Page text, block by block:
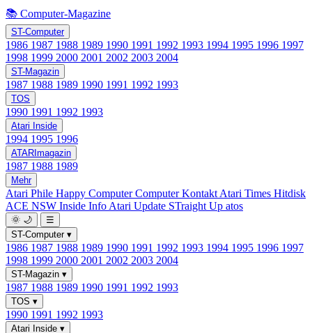
📚 Computer-Magazine
ST-Computer
1986 1987 1988 1989 1990 1991 1992 1993 1994 1995 1996 1997
1998 1999 2000 2001 2002 2003 2004
ST-Magazin
1987 1988 1989 1990 1991 1992 1993
TOS
1990 1991 1992 1993
Atari Inside
1994 1995 1996
ATARImagazin
1987 1988 1989
Mehr
Atari Phile Happy ComputerComputer Kontakt Atari Times Hitdisk
ACE NSW Inside Info Atari Update STraight Up atos
🌞 🌙
☰
ST-Computer ▾
1986 1987 1988 1989 1990 1991 1992 1993 1994 1995 1996 1997
1998 1999 2000 2001 2002 2003 2004
ST-Magazin ▾
1987 1988 1989 1990 1991 1992 1993
TOS ▾
1990 1991 1992 1993
Atari Inside ▾